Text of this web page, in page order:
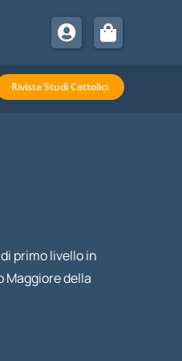
Rivista Studi Cattolici
primo livello in
della